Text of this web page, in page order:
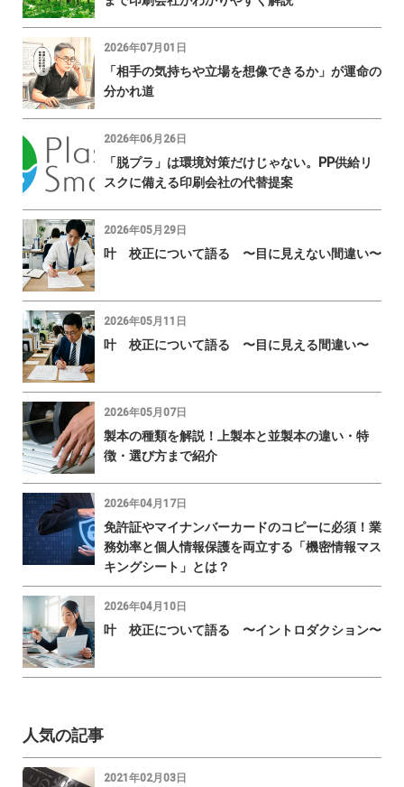
2026年07月01日
「相手の気持ちや立場を想像できるか」が運命の
分かれ道
2026年06月26日
「脱プラ」は環境対策だけじゃない。PP供給リ
スクに備える印刷会社の代替提案
2026年05月29日
叶 校正について語る 〜目に見えない間違い〜
2026年05月11日
叶 校正について語る 〜目に見える間違い〜
2026年05月07日
製本の種類を解説！上製本と並製本の違い・特
徴・選び方まで紹介
2026年04月17日
免許証やマイナンバーカードのコピーに必須！業
務効率と個人情報保護を両立する「機密情報マス
キングシート」とは？
2026年04月10日
叶 校正について語る 〜イントロダクション〜
人気の記事
2021年02月03日